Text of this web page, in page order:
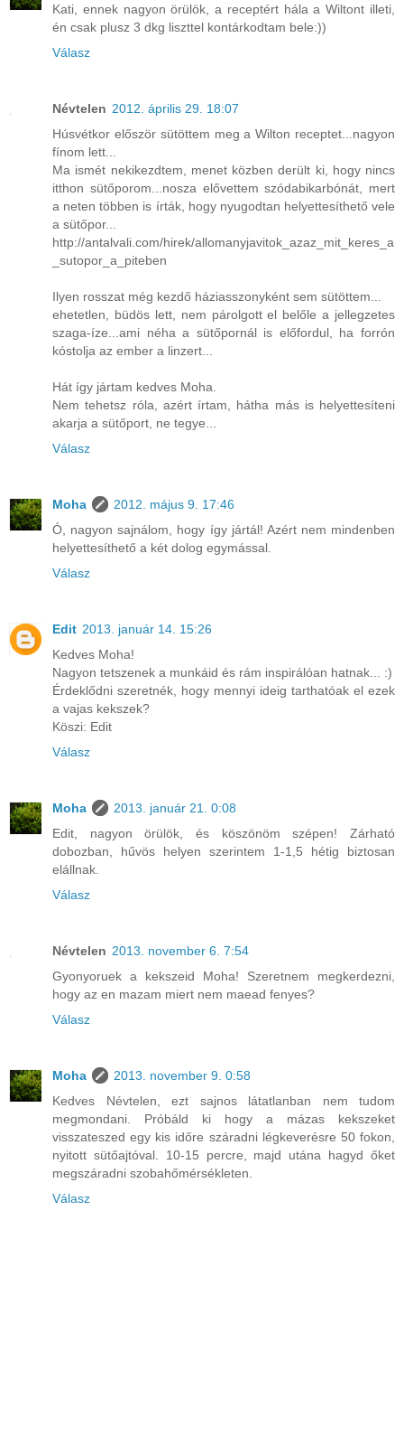
Kati, ennek nagyon örülök, a receptért hála a Wiltont illeti,
én csak plusz 3 dkg liszttel kontárkodtam bele:))
Válasz
Névtelen 2012. április 29. 18:07
Húsvétkor először sütöttem meg a Wilton receptet...nagyon
fínom lett...
Ma ismét nekikezdtem, menet közben derült ki, hogy nincs
itthon sütőporom...nosza elővettem szódabikarbónát, mert
a neten többen is írták, hogy nyugodtan helyettesíthető vele
a sütőpor...
http://antalvali.com/hirek/allomanyjavitok_azaz_mit_keres_a
_sutopor_a_piteben
Ilyen rosszat még kezdő háziasszonyként sem sütöttem...
ehetetlen, büdös lett, nem párolgott el belőle a jellegzetes
szaga-íze...ami néha a sütőpornál is előfordul, ha forrón
kóstolja az ember a linzert...
Hát így jártam kedves Moha.
Nem tehetsz róla, azért írtam, hátha más is helyettesíteni
akarja a sütőport, ne tegye...
Válasz
Moha
2012. május 9. 17:46
Ó, nagyon sajnálom, hogy így jártál! Azért nem mindenben
helyettesíthető a két dolog egymással.
Válasz
Edit 2013. január 14. 15:26
Kedves Moha!
Nagyon tetszenek a munkáid és rám inspirálóan hatnak... :)
Érdeklődni szeretnék, hogy mennyi ideig tarthatóak el ezek
a vajas kekszek?
Köszi: Edit
Válasz
Moha
2013. január 21. 0:08
Edit, nagyon örülök, és köszönöm szépen! Zárható
dobozban, hűvös helyen szerintem 1-1,5 hétig biztosan
elállnak.
Válasz
Névtelen 2013. november 6. 7:54
Gyonyoruek a kekszeid Moha! Szeretnem megkerdezni,
hogy az en mazam miert nem maead fenyes?
Válasz
Moha
2013. november 9. 0:58
Kedves Névtelen, ezt sajnos látatlanban nem tudom
megmondani. Próbáld ki hogy a mázas kekszeket
visszateszed egy kis időre száradni légkeverésre 50 fokon,
nyitott sütőajtóval. 10-15 percre, majd utána hagyd őket
megszáradni szobahőmérsékleten.
Válasz